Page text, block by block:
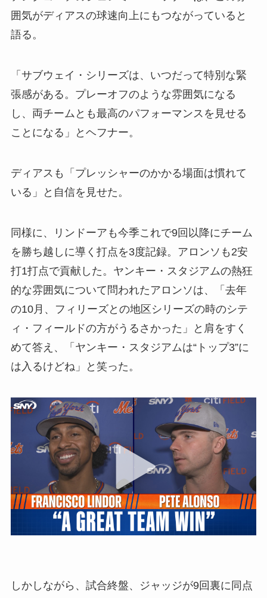
囲気がディアスの球速向上にもつながっていると
語る。
「サブウェイ・シリーズは、いつだって特別な緊
張感がある。プレーオフのような雰囲気になる
し、両チームとも最高のパフォーマンスを見せる
ことになる」とヘフナー。
ディアスも「プレッシャーのかかる場面は慣れて
いる」と自信を見せた。
同様に、リンドーアも今季これで9回以降にチーム
を勝ち越しに導く打点を3度記録。アロンソも2安
打1打点で貢献した。ヤンキー・スタジアムの熱狂
的な雰囲気について問われたアロンソは、「去年
の10月、フィリーズとの地区シリーズの時のシテ
ィ・フィールドの方がうるさかった」と肩をすく
めて答え、「ヤンキー・スタジアムは“トップ3”に
は入るけどね」と笑った。
しかしながら、試合終盤、ジャッジが9回裏に同点